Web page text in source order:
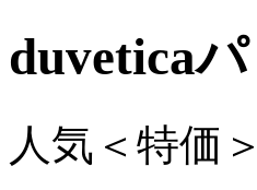
duvetica
人気＜特価